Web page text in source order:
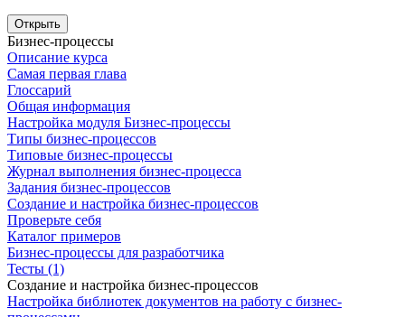
Открыть
Бизнес-процессы
Описание курса
Самая первая глава
Глоссарий
Общая информация
Настройка модуля Бизнес-процессы
Типы бизнес-процессов
Типовые бизнес-процессы
Журнал выполнения бизнес-процесса
Задания бизнес-процессов
Создание и настройка бизнес-процессов
Проверьте себя
Каталог примеров
Бизнес-процессы для разработчика
Тесты (1)
Создание и настройка бизнес-процессов
Настройка библиотек документов на работу с бизнес-